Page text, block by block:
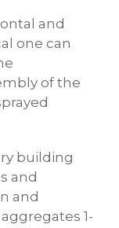
and
one can
of the
building
and
and
1-